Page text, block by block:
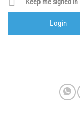
Keep me signed in